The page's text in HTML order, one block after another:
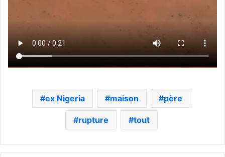
ex Nigeria maison père
rupture tout